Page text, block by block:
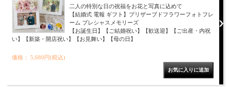
二人の特別な日の祝福をお花と写真に込めて
【結婚式 電報 ギフト】プリザーブドフラワーフォトフレ
ーム プレシャスメモリーズ
【お誕生日】【ご結婚祝い】【歓送迎】【ご出産・内祝
い】【新築・開店祝い】【お見舞い】【母の日】
価格： 5,680円(税込)